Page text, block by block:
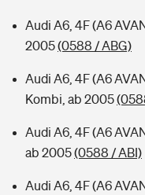
Audi A6, 4F (A6
2005(0588 / ABG)
Audi A6, 4F (A6
Kombi, ab 2005
Audi A6, 4F (A6
ab 2005(0588 / ABI)
Audi A6, 4F (A6